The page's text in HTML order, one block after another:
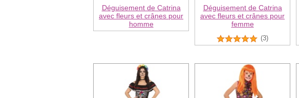
Déguisement de Catrina
avec fleurs et crânes pour
homme
Déguisement de Catrina
avec fleurs et crânes pour
femme
(3)